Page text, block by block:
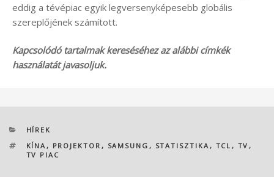
eddig a tévépiac egyik legversenyképesebb globális
szereplőjének számított.
Kapcsolódó tartalmak kereséséhez az alábbi címkék
használatát javasoljuk.
KATEGÓRIÁK
HÍREK
CÍMKÉK
KÍNA , PROJEKTOR , SAMSUNG , STATISZTIKA , TCL , TV ,
TV PIAC